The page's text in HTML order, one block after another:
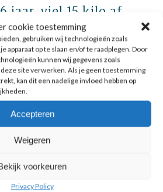
cookie toestemming
gebruiken wij technologieën zoals
apparaat op te slaan en/of te raadplegen. Door
kunnen wij gegevens zoals
site verwerken. Als je geen toestemming
kan dit een nadelige invloed hebben op
Accepteren
Weigeren
voorkeuren
Privacy Policy
jaar, viel 15 kilo af
ruim 15 kilo af met het Leefstijl
menu's bij LijfStijling
programma onder
ben ik in 8 maanden tijd ruim